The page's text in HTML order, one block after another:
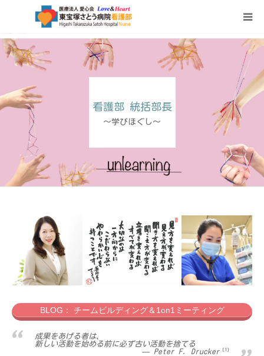
看護部 統括部長
～学びほぐし～
BLOG： チームビルディング＆1on1ミーティング
成果をあげる者は、
新しい活動を始める前に必ず古い活動を捨てる
Peter F. Drucker
HOME
チーム医療
看護部教育
ブログ
～学びほぐし～
採用情報